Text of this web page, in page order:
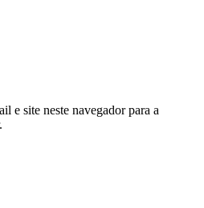
e site neste navegador para a